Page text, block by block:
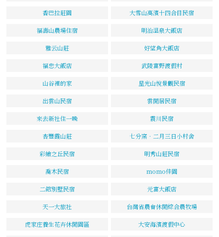
香巴拉莊園 大雪山高濱十四合目民宿
福壽山農場住宿 明治溫泉大飯店
雅云山莊 好望角大飯店
福忠大飯店 武陵富野渡假村
山谷裡的家 星光山悅景觀民宿
出雲山民宿 雲閒居民宿
來去新社住一晚 震川民宿
杏豐霞山莊 七分窯‧二月三日小村舍
彩繪之丘民宿 明秀山莊民宿
喬木民宿 momo佳園
二館別墅民宿 元富大飯店
天一大旅社 台灣省農會休閒綜合農牧場
虎家庄養生花卉休閒園區 大安海濱渡假中心